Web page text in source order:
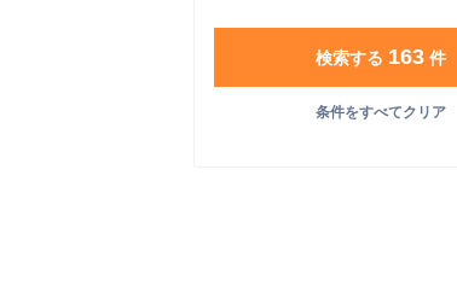
検索する 163件
条件をすべてクリア